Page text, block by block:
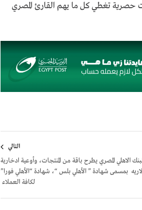
حصرية تغطي كل ما يهم القارئ المصري
التالي
الاهلي المصري يطرح باقة من المنتجات، وأوعية ادخارية
بمسمى شهادة ” الأهلي بلس “، شهادة “الأهلي فورا”
لكافة العملاء